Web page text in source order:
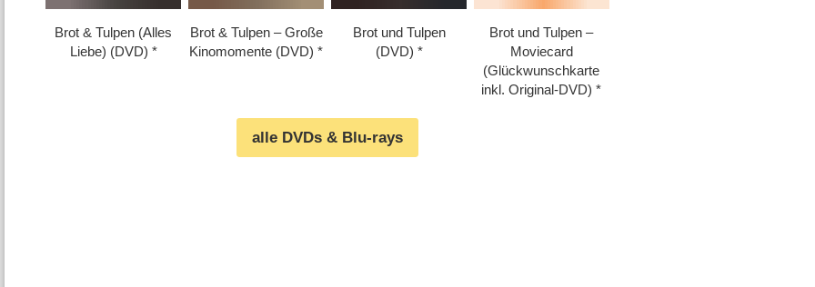
Brot & Tulpen (Alles
Liebe) (DVD)
Brot & Tulpen – Große
Kinomomente (DVD)
Brot und Tulpen
(DVD)
Brot und Tulpen –
Moviecard
(Glückwunschkarte
inkl. Original-DVD)
alle DVDs & Blu-rays